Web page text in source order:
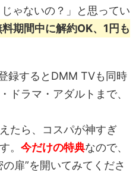
じゃないの？」と思ってい
料期間中に解約OK、1円も
録するとDMM TVも同時
ドラマ・アダルトまで、
たら、コスパが神すぎ
。 今だけの特典なので、
扉”を開いてみてくださ